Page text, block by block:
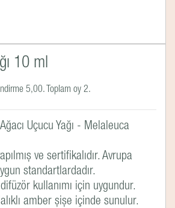
10 ml
5,00. Toplam oy 2.
Uçucu Yağı - Melaleuca
ve sertifikalıdır. Avrupa
standartlardadır.
kullanımı için uygundur.
amber şişe içinde sunulur.